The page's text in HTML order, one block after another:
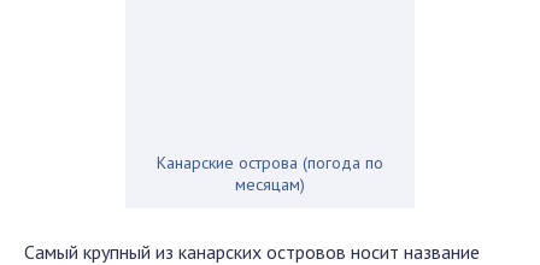
Канарские острова (погода по
месяцам)
Самый крупный из канарских островов носит название